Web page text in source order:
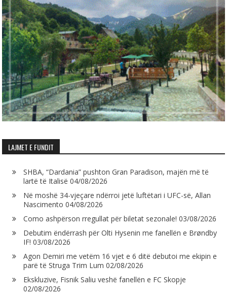
LAJMET E FUNDIT
SHBA, “Dardania” pushton Gran Paradison, majën më të
lartë të Italisë 04/08/2026
Në moshë 34-vjeçare ndërroi jetë luftëtari i UFC-së, Allan
Nascimento 04/08/2026
Como ashpërson rregullat për biletat sezonale! 03/08/2026
Debutim ëndërrash për Olti Hysenin me fanellën e Brøndby
IF! 03/08/2026
Agon Demiri me vetëm 16 vjet e 6 ditë debutoi me ekipin e
parë të Struga Trim Lum 02/08/2026
Ekskluzive, Fisnik Saliu veshë fanellën e FC Skopje
02/08/2026